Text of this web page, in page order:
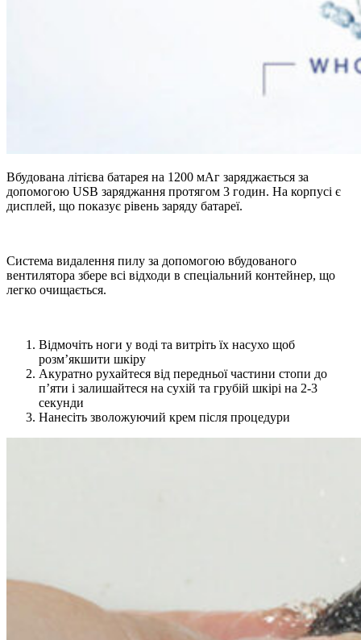
Вбудована літієва батарея на 1200 мАг заряджається за
допомогою USB заряджання протягом 3 годин. На корпусі є
дисплей, що показує рівень заряду батареї.
Система видалення пилу за допомогою вбудованого
вентилятора збере всі відходи в спеціальний контейнер, що
легко очищається.
Відмочіть ноги у воді та витріть їх насухо щоб
розм’якшити шкіру
Акуратно рухайтеся від передньої частини стопи до
п’яти і залишайтеся на сухій та грубій шкірі на 2-3
секунди
Нанесіть зволожуючий крем після процедури